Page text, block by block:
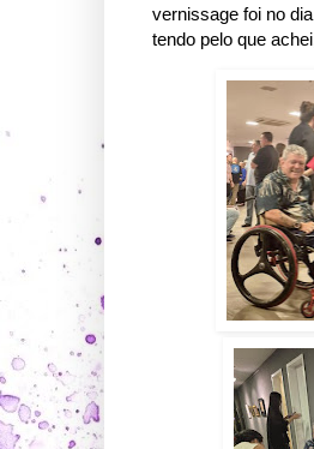
vernissage foi no
tendo pelo que